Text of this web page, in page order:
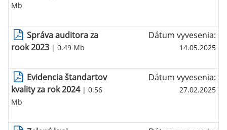
Mb
Správa auditora za
rook 2023 | 0.49 Mb
Dátum vyvesenia:
14.05.2025
Evidencia štandartov
kvality za rok 2024| 0.56
Mb
Dátum vyvesenia:
27.02.2025